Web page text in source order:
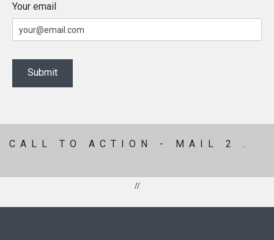
Your email
CALL TO ACTION - MAIL 2 .
//